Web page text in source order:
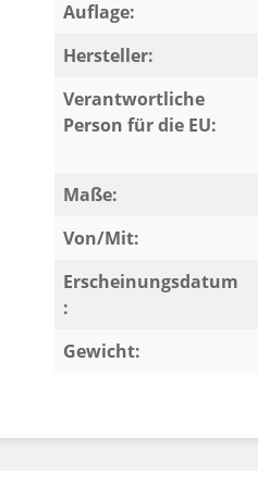
Auflage:
Hersteller:
Verantwortliche
Person für die EU:
Maße:
Von/Mit:
Erscheinungsdatum
:
Gewicht: